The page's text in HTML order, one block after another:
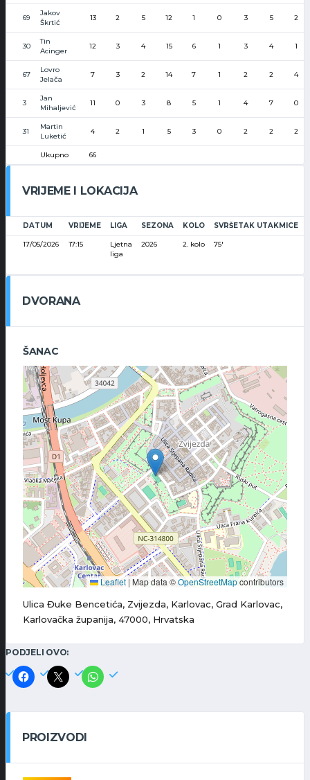
69
Jakov
Škrtić
13 2 5 12 1 0 3 5 2
30
Tin
Acinger
12 3 4 15 6 1 3 4 1
67
Lovro
Jelača
7 3 2 14 7 1 2 2 4
3
Jan
Mihaljević
11 0 3 8 5 1 4 7 0
31
Martin
Luketić
4 2 1 5 3 0 2 2 2
Ukupno 66
VRIJEME I LOKACIJA
DATUM VRIJEME LIGA SEZONA KOLO SVRŠETAK UTAKMICE
17/05/2026 17:15
Ljetna
liga
2026 2. kolo 75'
DVORANA
ŠANAC
Leaflet | Map data ©OpenStreetMapcontributors
Ulica Đuke Bencetića, Zvijezda, Karlovac, Grad Karlovac,
Karlovačka županija, 47000, Hrvatska
PODJELI OVO:
PROIZVODI